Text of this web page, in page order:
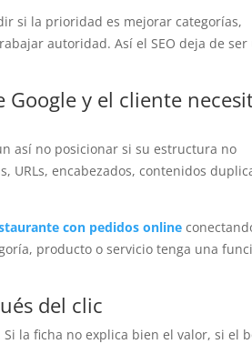
si la prioridad es mejorar categorías,
autoridad. Así el SEO deja de ser
y el cliente
así no posicionar si su estructura no
URLs, encabezados, contenidos
con pedidos online
producto o servicio tenga una
del clic
la ficha no explica bien el valor, si el